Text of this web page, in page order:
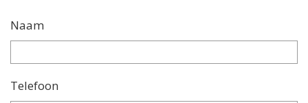
Naam
Telefoon